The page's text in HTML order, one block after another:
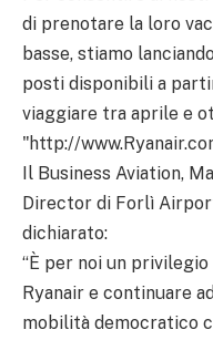
di prenotare la loro
basse, stiamo
posti disponibili a
viaggiare tra aprile e
"http://
Il Business Aviation,
Director di Forlì
dichiarato:
“È per noi un
Ryanair e continuare
mobilità democratico